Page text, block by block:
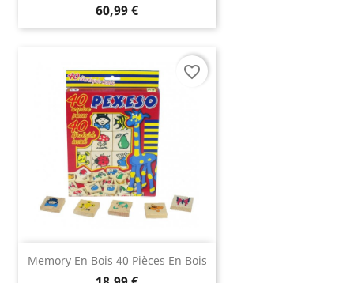
60,99 €
Memory En Bois 40 Pièces En Bois
favorite_border